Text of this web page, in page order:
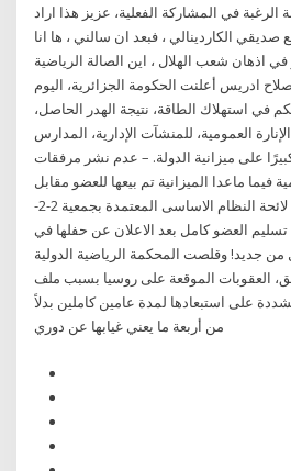
الرغبة في المشاركة الفعلية، عزيز هذا اراد
الكاردينالي ، فبعد ان سالني ، ها انا
اذهان شعب الهلال ، اين الصالة الرياضية
ادريس أعلنت الحكومة الجزائرية، اليوم
في استهلاك الطاقة، نتيجة الهدر الحاصل،
العمومية، للمنشآت الإدارية، المدارس
على ميزانية الدولة. – عدم نشر مرفقات
فيما ماعدا الميزانية تم بيعها للعضو مقابل
50 جنية (وهذا متوافق مع لائحة النظام الاساسى المعتمدة بجمعية 2-2-
تسليم العضو كامل بعد الاعلان عن حفلها في
من جديد! وقلصت المحكمة الرياضية الدولية
العقوبات الموقعة على روسيا بسبب ملف
على استبعادها لمدة عامين كاملين بدلاً
من أربعة ما يعني غيابها عن دوري